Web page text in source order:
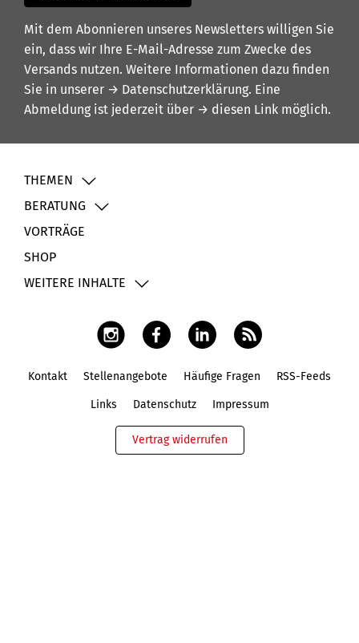
Mit dem Abonnieren unseres Newsletters willigen Sie
ein, dass wir Ihre E-Mail-Adresse zum Zwecke des
Versands nutzen. Weitere Informationen dazu finden
Sie in unserer → Datenschutzerklärung. Eine
Abmeldung ist jederzeit über → diesen Link möglich.
THEMEN
BERATUNG
VORTRÄGE
SHOP
WEITERE INHALTE
Kontakt Stellenangebote Häufige Fragen RSS-Feeds
Links Datenschutz Impressum
Vertrag widerrufen